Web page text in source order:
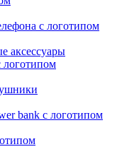
с логотипом
аксессуары
логотипом
bank с логотипом